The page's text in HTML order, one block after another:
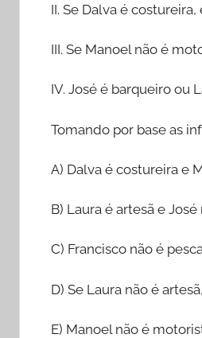
II. Se Dalva é costureira,
III. Se Manoel não é
IV. José é barqueiro ou
Tomando por base as
A) Dalva é costureira e
B) Laura é artesã e
C) Francisco não é
D) Se Laura não é
E) Manoel não é